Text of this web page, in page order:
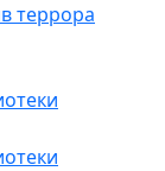
террора